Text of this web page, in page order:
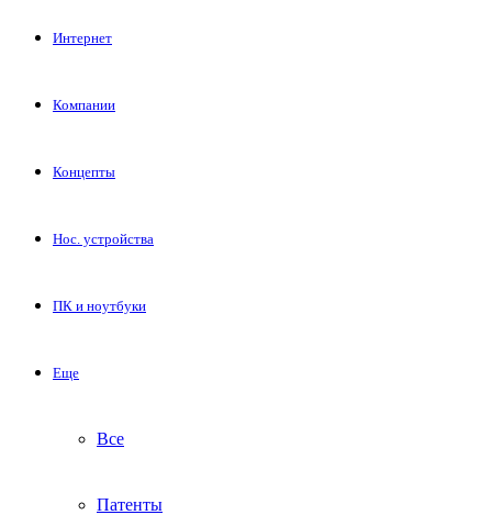
Интернет
Компании
Концепты
Нос. устройства
ПК и ноутбуки
Еще
Все
Патенты